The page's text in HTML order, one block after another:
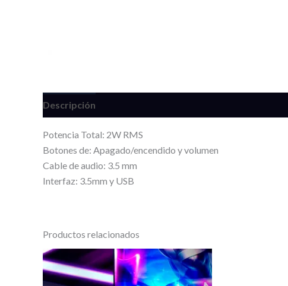
Descripción
Potencia Total: 2W RMS
Botones de: Apagado/encendido y volumen
Cable de audio: 3.5 mm
Interfaz: 3.5mm y USB
Productos relacionados